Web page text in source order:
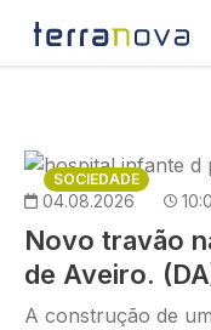
Passar para o
Imagem
SOCIEDADE
04.08.2026
Novo travão
de Aveiro.
A construção de